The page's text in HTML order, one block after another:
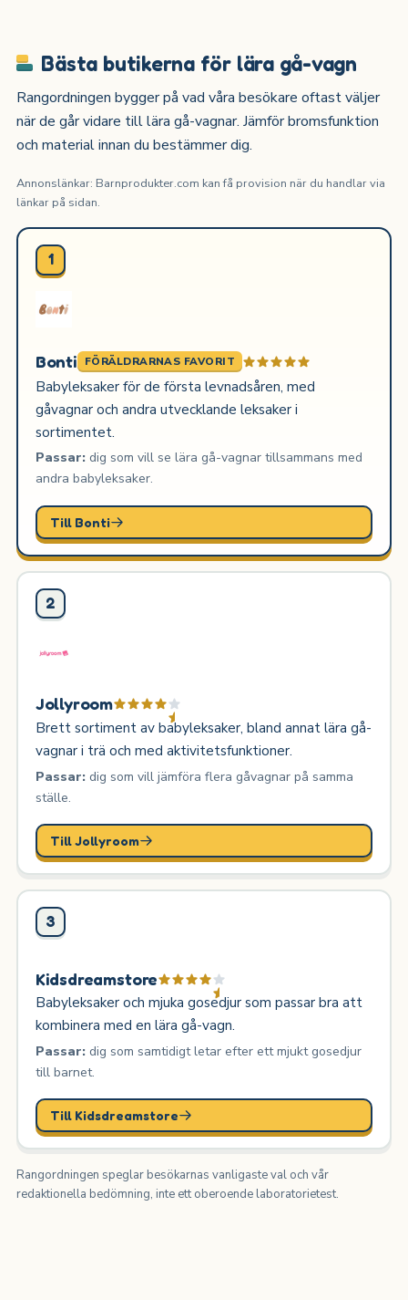
Bästa butikerna för lära gå-vagn
Rangordningen bygger på vad våra besökare oftast väljer
när de går vidare till lära gå-vagnar. Jämför bromsfunktion
och material innan du bestämmer dig.
Annonslänkar: Barnprodukter.com kan få provision när du handlar via
länkar på sidan.
1
Bonti FÖRÄLDRARNAS FAVORIT
Babyleksaker för de första levnadsåren, med
gåvagnar och andra utvecklande leksaker i
sortimentet.
Passar:dig som vill se lära gå-vagnar tillsammans med
andra babyleksaker.
Till Bonti
2
Jollyroom
Brett sortiment av babyleksaker, bland annat lära gå-
vagnar i trä och med aktivitetsfunktioner.
Passar:dig som vill jämföra flera gåvagnar på samma
ställe.
Till Jollyroom
3
Kidsdreamstore
Babyleksaker och mjuka gosedjur som passar bra att
kombinera med en lära gå-vagn.
Passar:dig som samtidigt letar efter ett mjukt gosedjur
till barnet.
Till Kidsdreamstore
Rangordningen speglar besökarnas vanligaste val och vår
redaktionella bedömning, inte ett oberoende laboratorietest.